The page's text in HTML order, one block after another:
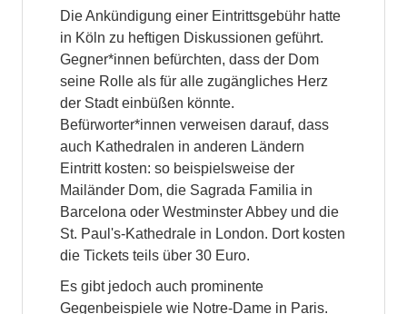
Die Ankündigung einer Eintrittsgebühr hatte
in Köln zu heftigen Diskussionen geführt.
Gegner*innen befürchten, dass der Dom
seine Rolle als für alle zugängliches Herz
der Stadt einbüßen könnte.
Befürworter*innen verweisen darauf, dass
auch Kathedralen in anderen Ländern
Eintritt kosten: so beispielsweise der
Mailänder Dom, die Sagrada Familia in
Barcelona oder Westminster Abbey und die
St. Paul's-Kathedrale in London. Dort kosten
die Tickets teils über 30 Euro.
Es gibt jedoch auch prominente
Gegenbeispiele wie Notre-Dame in Paris.